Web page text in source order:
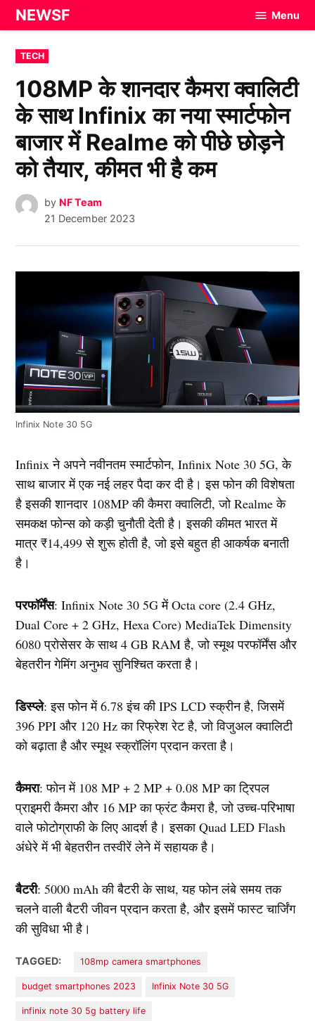
Skip
to
content
NEWSF Menu
POSTED
IN
TECH
108MP के शानदार कैमरा क्वालिटी
के साथ Infinix का नया स्मार्टफोन
बाजार में Realme को पीछे छोड़ने
को तैयार, कीमत भी है कम
by NF Team
21 December 2023
Infinix Note 30 5G
Infinix ने अपने नवीनतम स्मार्टफोन, Infinix Note 30 5G, के
साथ बाजार में एक नई लहर पैदा कर दी है। इस फोन की विशेषता
है इसकी शानदार 108MP की कैमरा क्वालिटी, जो Realme के
समकक्ष फोन्स को कड़ी चुनौती देती है। इसकी कीमत भारत में
मात्र ₹14,499 से शुरू होती है, जो इसे बहुत ही आकर्षक बनाती
है।
परफॉर्मेंस: Infinix Note 30 5G में Octa core (2.4 GHz,
Dual Core + 2 GHz, Hexa Core) MediaTek Dimensity
6080 प्रोसेसर के साथ 4 GB RAM है, जो स्मूथ परफॉर्मेंस और
बेहतरीन गेमिंग अनुभव सुनिश्चित करता है।
डिस्प्ले: इस फोन में 6.78 इंच की IPS LCD स्क्रीन है, जिसमें
396 PPI और 120 Hz का रिफ्रेश रेट है, जो विजुअल क्वालिटी
को बढ़ाता है और स्मूथ स्क्रॉलिंग प्रदान करता है।
कैमरा: फोन में 108 MP + 2 MP + 0.08 MP का ट्रिपल
प्राइमरी कैमरा और 16 MP का फ्रंट कैमरा है, जो उच्च-परिभाषा
वाले फोटोग्राफी के लिए आदर्श है। इसका Quad LED Flash
अंधेरे में भी बेहतरीन तस्वीरें लेने में सहायक है।
बैटरी: 5000 mAh की बैटरी के साथ, यह फोन लंबे समय तक
चलने वाली बैटरी जीवन प्रदान करता है, और इसमें फास्ट चार्जिंग
की सुविधा भी है।
TAGGED: 108mp camera smartphones
budget smartphones 2023 Infinix Note 30 5G
infinix note 30 5g battery life